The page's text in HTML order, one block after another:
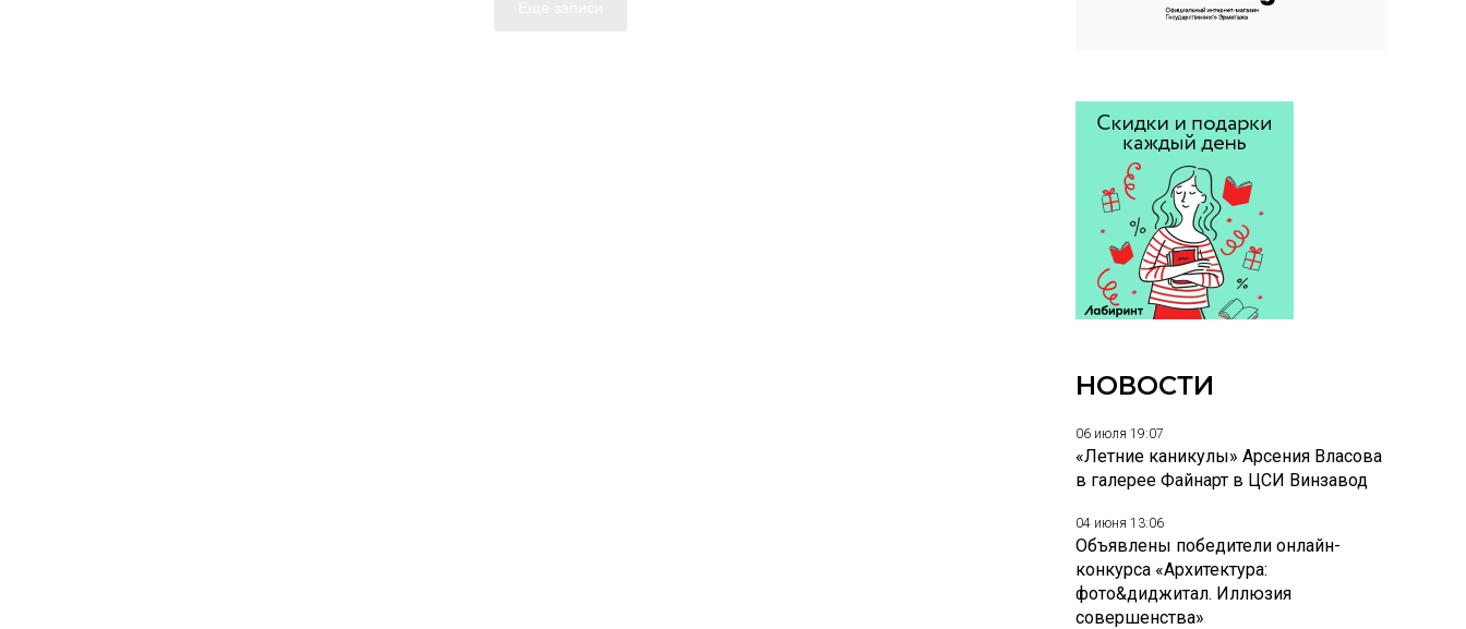
НОВОСТИ
06 июля 19:07
«Летние каникулы» Арсения Власова
в галерее Файнарт в ЦСИ Винзавод
04 июня 13:06
Объявлены победители онлайн-
конкурса «Архитектура:
фото&диджитал. Иллюзия
совершенства»